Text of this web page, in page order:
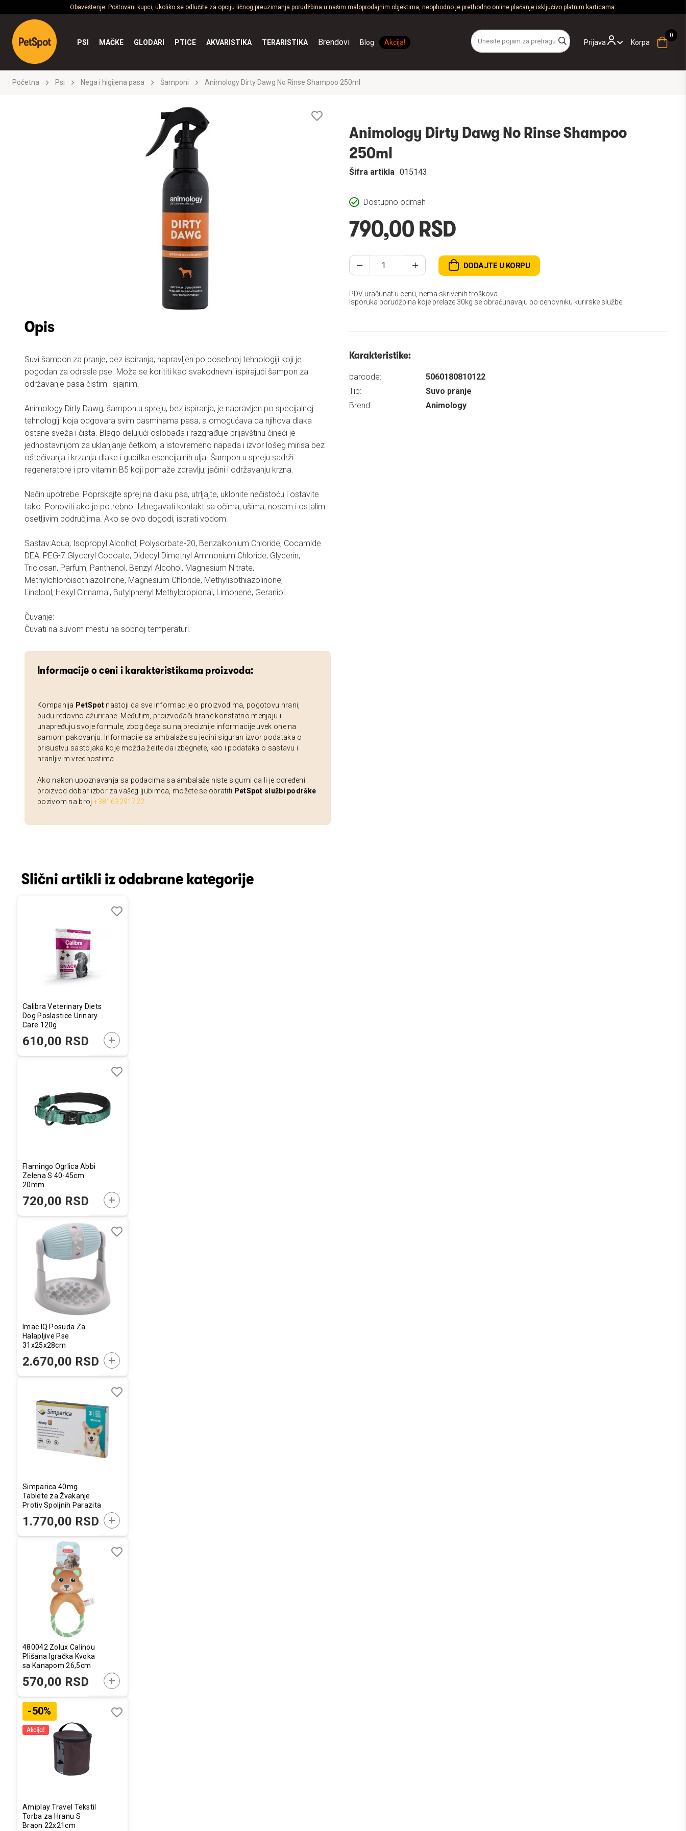
Obaveštenje: Poštovani kupci, ukoliko se odlučite za opciju ličnog preuzimanja porudžbina u našim maloprodajnim objektima, neophodno je prethodno online plaćanje isključivo platnim karticama.
Prijava
PSI MAČKE GLODARI PTICE AKVARISTIKA TERARISTIKA Brendovi Blog Akcija! Korpa
Početna Psi Nega i higijena pasa Šamponi Animology Dirty Dawg No Rinse Shampoo 250ml
Opis
Suvi šampon za pranje, bez ispiranja, napravljen po posebnoj tehnologiji koji je
pogodan za odrasle pse. Može se korititi kao svakodnevni ispirajući šampon za
održavanje pasa čistim i sjajnim.
Animology Dirty Dawg, šampon u spreju, bez ispiranja, je napravljen po specijalnoj
tehnologiji koja odgovara svim pasminama pasa, a omogućava da njihova dlaka
ostane sveža i čista. Blago delujući oslobađa i razgrađuje prljavštinu čineći je
jednostavnijom za uklanjanje četkom, a istovremeno napada i izvor lošeg mirisa bez
oštećivanja i krzanja dlake i gubitka esencijalnih ulja. Šampon u spreju sadrži
regeneratore i pro vitamin B5 koji pomaže zdravlju, jačini i održavanju krzna.
Način upotrebe: Poprskajte sprej na dlaku psa, utrljajte, uklonite nečistoću i ostavite
tako. Ponoviti ako je potrebno. Izbegavati kontakt sa očima, ušima, nosem i ostalim
osetljivim područjima. Ako se ovo dogodi, isprati vodom.
Sastav:Aqua, Isopropyl Alcohol, Polysorbate-20, Benzalkonium Chloride, Cocamide
DEA, PEG-7 Glyceryl Cocoate, Didecyl Dimethyl Ammonium Chloride, Glycerin,
Triclosan, Parfum, Panthenol, Benzyl Alcohol, Magnesium Nitrate,
Methylchloroisothiazolinone, Magnesium Chloride, Methylisothiazolinone,
Linalool, Hexyl Cinnamal, Butylphenyl Methylpropional, Limonene, Geraniol.
Čuvanje:
Čuvati na suvom mestu na sobnoj temperaturi.
Informacije o ceni i karakteristikama proizvoda:
Kompanija PetSpot nastoji da sve informacije o proizvodima, pogotovu hrani,
budu redovno ažurirane. Međutim, proizvođači hrane konstatno menjaju i
unapređuju svoje formule, zbog čega su najpreciznije informacije uvek one na
samom pakovanju. Informacije sa ambalaže su jedini siguran izvor podataka o
prisustvu sastojaka koje možda želite da izbegnete, kao i podataka o sastavu i
hranljivim vrednostima.
Ako nakon upoznavanja sa podacima sa ambalaže niste sigurni da li je određeni
proizvod dobar izbor za vašeg ljubimca, možete se obratiti PetSpot službi podrške
pozivom na broj +38163291722
želja
Animology Dirty Dawg No Rinse Shampoo
250ml
Dostupno odmah
Šifra artikla 015143
790,00 RSD
DODAJTE U KORPU
PDV uračunat u cenu, nema skrivenih troškova.
Isporuka porudžbina koje prelaze 30kg se obračunavaju po cenovniku kurirske službe.
Karakteristike:
barcode:
5060180810122
Tip:
Suvo pranje
Brend:
Animology
Slični artikli iz odabrane kategorije
Calibra Veterinary Diets
Dog Poslastice Urinary
Care 120g
610,00 RSD DODAJTE U KORPU
Flamingo Ogrlica Abbi
Zelena S 40-45cm
20mm
720,00 RSD DODAJTE U KORPU
Imac IQ Posuda Za
Halapljive Pse
31x25x28cm
2.670,00 RSD DODAJTE U KORPU
Simparica 40mg
Tablete za Žvakanje
Protiv Spoljnih Parazita
1.770,00 RSD DODAJTE U KORPU
480042 Zolux Calinou
Plišana Igračka Kvoka
sa Kanapom 26,5cm
570,00 RSD DODAJTE U KORPU
-50%
Amiplay Travel Tekstil
Torba za Hranu S
Braon 22x21cm